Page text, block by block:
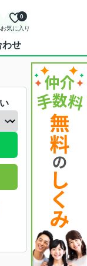
お気に入り
0
わせ